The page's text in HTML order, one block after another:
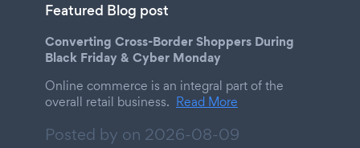
Featured Blog post
Converting Cross-Border Shoppers During
Black Friday & Cyber Monday
Online commerce is an integral part of the
overall retail business. Read More
Posted by on 2026-08-09